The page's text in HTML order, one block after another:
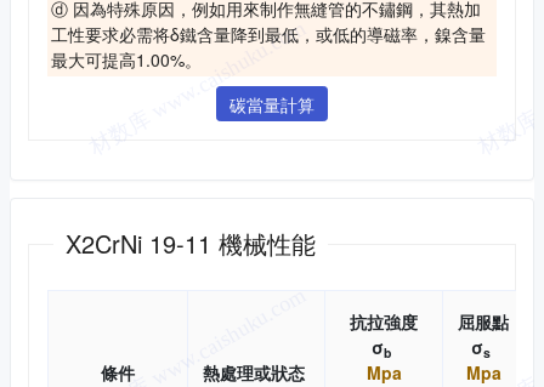
ⓓ 因為特殊原因，例如用來制作無縫管的不鏽鋼，其熱加
工性要求必需将δ鐵含量降到最低，或低的導磁率，鎳含量
最大可提高1.00%。
碳當量計算
X2CrNi 19-11 機械性能
條件 熱處理或狀态
抗拉強度
σb
Mpa
屈服點
σs
Mpa